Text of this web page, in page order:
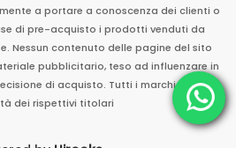
a portare a conoscenza dei clienti o
di pre-acquisto i prodotti venduti da
Nessun contenuto delle pagine del sito
pubblicitario, teso ad influenzare in
di acquisto. Tutti i marchi sono di
dei rispettivi titolari